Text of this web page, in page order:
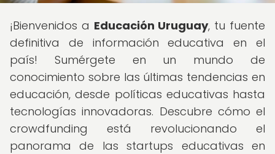
¡Bienvenidos a Educación Uruguay, tu fuente
definitiva de información educativa en el
país! Sumérgete en un mundo de
conocimiento sobre las últimas tendencias en
educación, desde políticas educativas hasta
tecnologías innovadoras. Descubre cómo el
crowdfunding está revolucionando el
panorama de las startups educativas en